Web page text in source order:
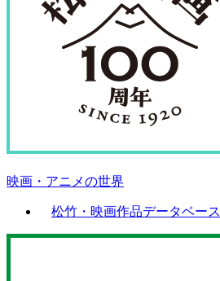
映画・アニメの世界
松竹・映画作品データベース